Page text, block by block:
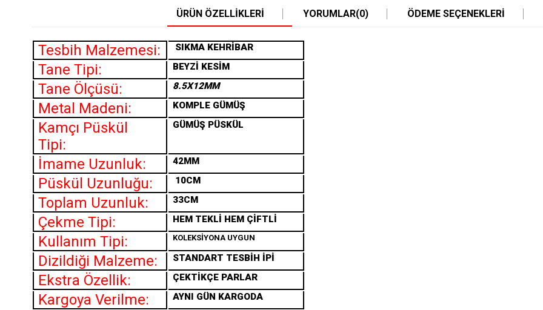
ÜRÜN ÖZELLIKLERI YORUMLAR(0) ÖDEME SEÇENEKLERI
Tesbih Malzemesi: SIKMA KEHRİBAR
Tane Tipi: BEYZİ KESİM
Tane Ölçüsü: 8.5X12MM
Metal Madeni: KOMPLE GÜMÜŞ
Kamçı Püskül
Tipi:
GÜMÜŞ PÜSKÜL
İmame Uzunluk: 42MM
Püskül Uzunluğu: 10CM
Toplam Uzunluk: 33CM
Çekme Tipi: HEM TEKLİ HEM ÇİFTLİ
Kullanım Tipi: KOLEKSİYONA UYGUN
Dizildiği Malzeme: STANDART TESBİH İPİ
Ekstra Özellik: ÇEKTİKÇE PARLAR
Kargoya Verilme: AYNI GÜN KARGODA